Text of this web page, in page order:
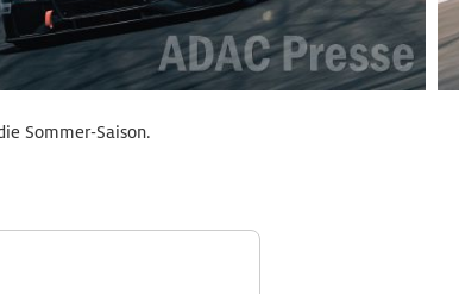
Sommer-Saison.